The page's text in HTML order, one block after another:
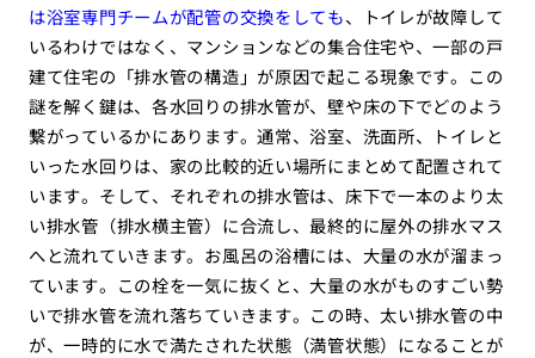
は浴室専門チームが配管の交換をしても、トイレが故障して
いるわけではなく、マンションなどの集合住宅や、一部の戸
建て住宅の「排水管の構造」が原因で起こる現象です。この
謎を解く鍵は、各水回りの排水管が、壁や床の下でどのよう
繋がっているかにあります。通常、浴室、洗面所、トイレと
いった水回りは、家の比較的近い場所にまとめて配置されて
います。そして、それぞれの排水管は、床下で一本のより太
い排水管（排水横主管）に合流し、最終的に屋外の排水マス
へと流れていきます。お風呂の浴槽には、大量の水が溜まっ
ています。この栓を一気に抜くと、大量の水がものすごい勢
いで排水管を流れ落ちていきます。この時、太い排水管の中
が、一時的に水で満たされた状態（満管状態）になることが